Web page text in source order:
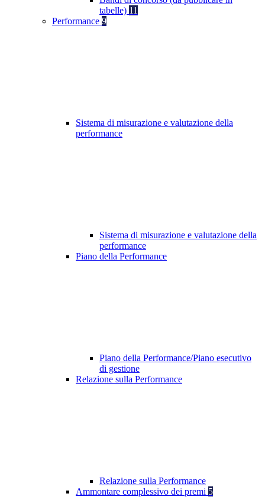
tabelle) 11
Performance 9
Sistema di misurazione e valutazione della
performance
Sistema di misurazione e valutazione della
performance
Piano della Performance
Piano della Performance/Piano esecutivo
di gestione
Relazione sulla Performance
Relazione sulla Performance
Ammontare complessivo dei premi 5